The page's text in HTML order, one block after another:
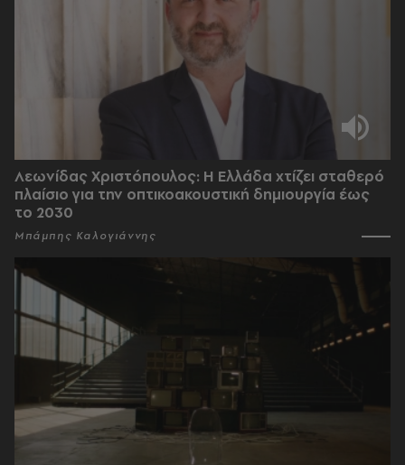
Λεωνίδας Χριστόπουλος: Η Ελλάδα χτίζει σταθερό
πλαίσιο για την οπτικοακουστική δημιουργία έως
το 2030
Μπάμπης Καλογιάννης